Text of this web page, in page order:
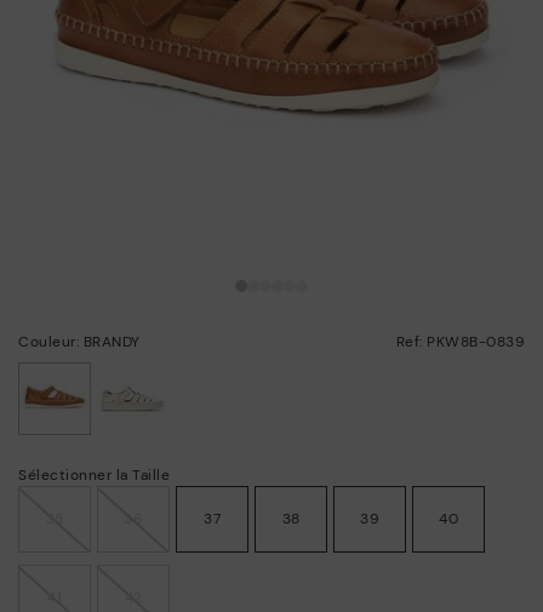
Couleur: BRANDY Ref: PKW8B-0839
Sélectionner la Taille
37 38 39 40